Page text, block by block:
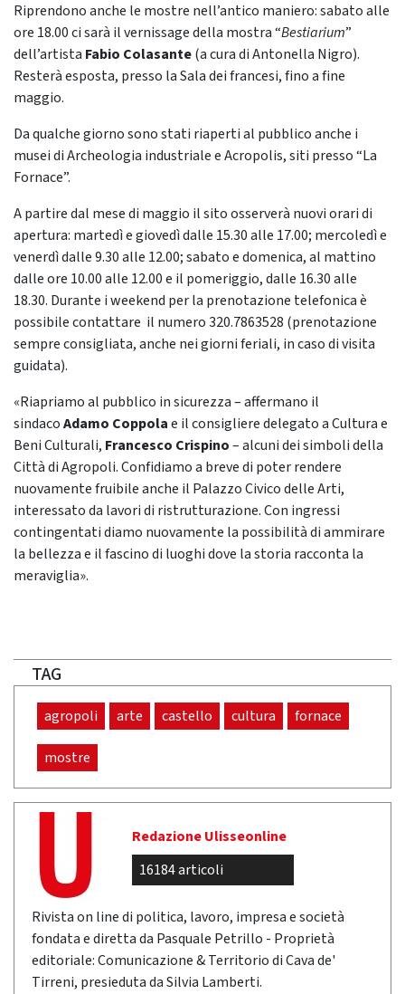
Riprendono anche le mostre nell’antico maniero: sabato alle
ore 18.00 ci sarà il vernissage della mostra “Bestiarium”
dell’artista Fabio Colasante(a cura di Antonella Nigro).
Resterà esposta, presso la Sala dei francesi, fino a fine
maggio.
Da qualche giorno sono stati riaperti al pubblico anche i
musei di Archeologia industriale e Acropolis, siti presso “La
Fornace”.
A partire dal mese di maggio il sito osserverà nuovi orari di
apertura: martedì e giovedì dalle 15.30 alle 17.00; mercoledì e
venerdì dalle 9.30 alle 12.00; sabato e domenica, al mattino
dalle ore 10.00 alle 12.00 e il pomeriggio, dalle 16.30 alle
18.30. Durante i weekend per la prenotazione telefonica è
possibile contattare il numero 320.7863528 (prenotazione
sempre consigliata, anche nei giorni feriali, in caso di visita
guidata).
«Riapriamo al pubblico in sicurezza – affermano il
sindacoAdamo Coppolae il consigliere delegato a Cultura e
Beni Culturali, Francesco Crispino– alcuni dei simboli della
Città di Agropoli. Confidiamo a breve di poter rendere
nuovamente fruibile anche il Palazzo Civico delle Arti,
interessato da lavori di ristrutturazione. Con ingressi
contingentati diamo nuovamente la possibilità di ammirare
la bellezza e il fascino di luoghi dove la storia racconta la
meraviglia».
TAG
agropoli arte castello cultura fornace
mostre
Redazione Ulisseonline
16184 articoli
Rivista on line di politica, lavoro, impresa e società
fondata e diretta da Pasquale Petrillo - Proprietà
editoriale: Comunicazione & Territorio di Cava de'
Tirreni, presieduta da Silvia Lamberti.